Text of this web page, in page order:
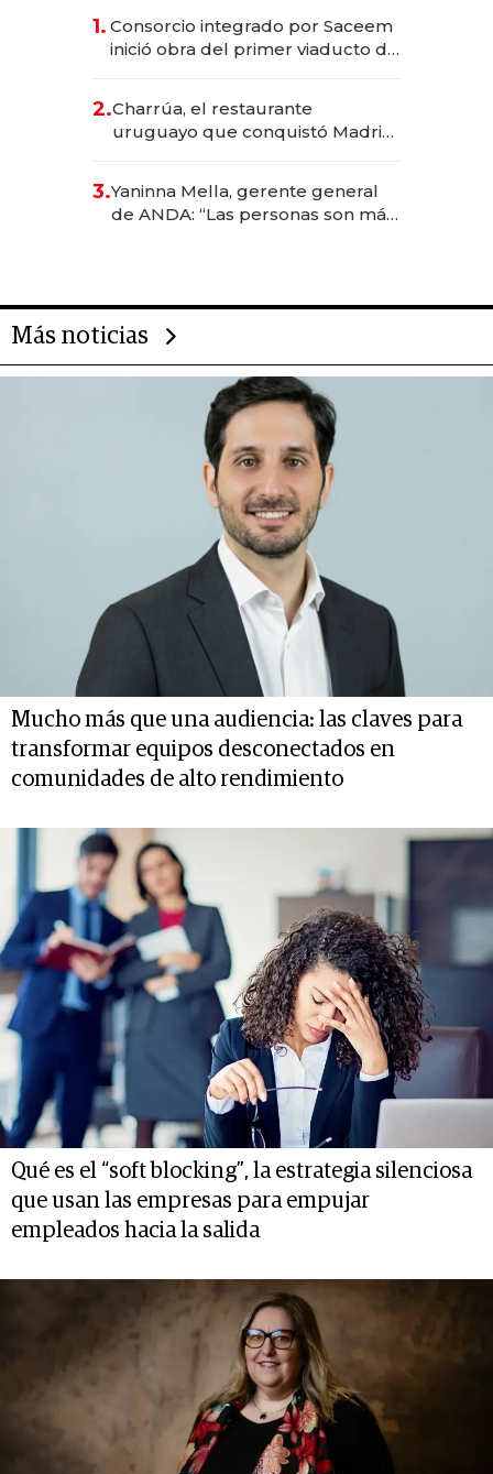
1. Consorcio integrado por Saceem
inició obra del primer viaducto de
millones
2.Charrúa, el restaurante
uruguayo que conquistó Madrid:
anticipación y prepara apertura
3.Yaninna Mella, gerente general
de ANDA: “Las personas son más
Más noticias
Mucho más que una audiencia: las claves para
transformar equipos desconectados en
comunidades de alto rendimiento
Qué es el “soft blocking”, la estrategia silenciosa
que usan las empresas para empujar
empleados hacia la salida